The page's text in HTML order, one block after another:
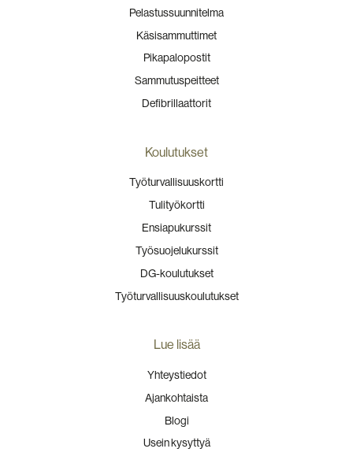
Pelastussuunnitelma
Käsisammuttimet
Pikapalopostit
Sammutuspeitteet
Defibrillaattorit
Koulutukset
Työturvallisuuskortti
Tulityökortti
Ensiapukurssit
Työsuojelukurssit
DG-koulutukset
Työturvallisuuskoulutukset
Lue lisää
Yhteystiedot
Ajankohtaista
Blogi
Usein kysyttyä